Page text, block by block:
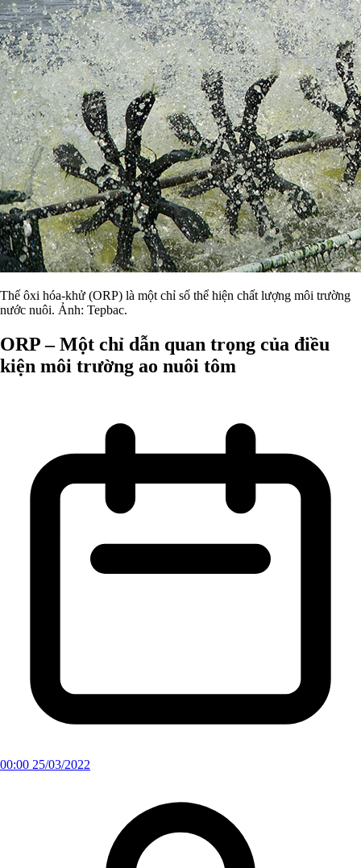
Thế ôxi hóa-khử (ORP) là một chỉ số thể hiện chất lượng môi trường
nước nuôi. Ảnh: Tepbac.
ORP – Một chỉ dẫn quan trọng của điều
kiện môi trường ao nuôi tôm
00:00 25/03/2022